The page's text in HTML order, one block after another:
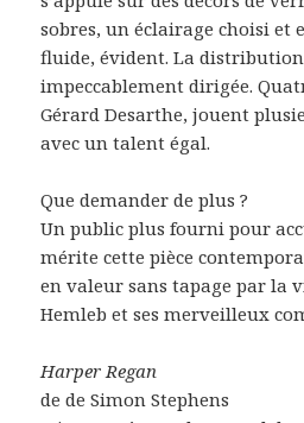
sobres, un éclairage choisi et
fluide, évident. La
impeccablement dirigée.
Gérard Desarthe, jouent
avec un talent égal.
Que demander de plus ?
Un public plus fourni pour
mérite cette pièce
en valeur sans tapage par la
Hemleb et ses merveilleux
Harper Regan
de de Simon Stephens